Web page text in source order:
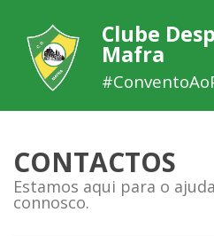
Clube
Mafra
CONTACTOS
Estamos aqui para o
connosco.